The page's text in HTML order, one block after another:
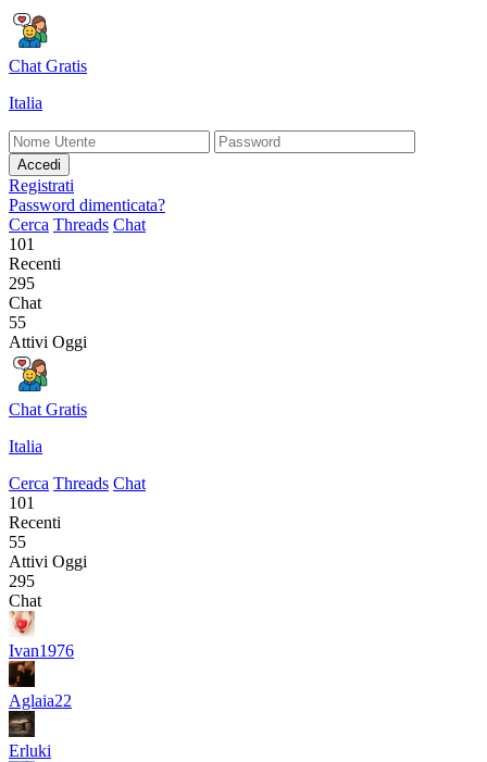
Chat Gratis
Italia
Accedi
Registrati
Password dimenticata?
Cerca Threads Chat
101
Recenti
295
Chat
55
Attivi Oggi
Chat Gratis
Italia
Cerca Threads Chat
101
Recenti
55
Attivi Oggi
295
Chat
Ivan1976
Aglaia22
Erluki